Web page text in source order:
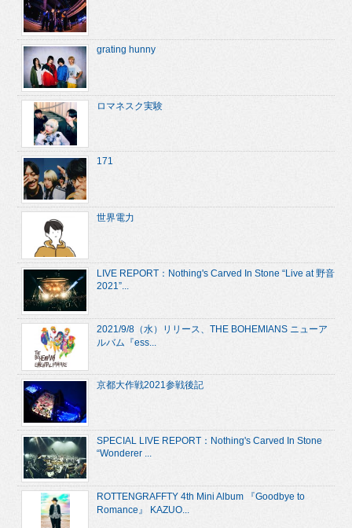
grating hunny
ロマネスク実験
171
世界電力
LIVE REPORT：Nothing's Carved In Stone “Live at 野音
2021”...
2021/9/8（水）リリース、THE BOHEMIANS ニューア
ルバム『ess...
京都大作戦2021参戦後記
SPECIAL LIVE REPORT：Nothing's Carved In Stone
“Wonderer ...
ROTTENGRAFFTY 4th Mini Album 『Goodbye to
Romance』 KAZUO...